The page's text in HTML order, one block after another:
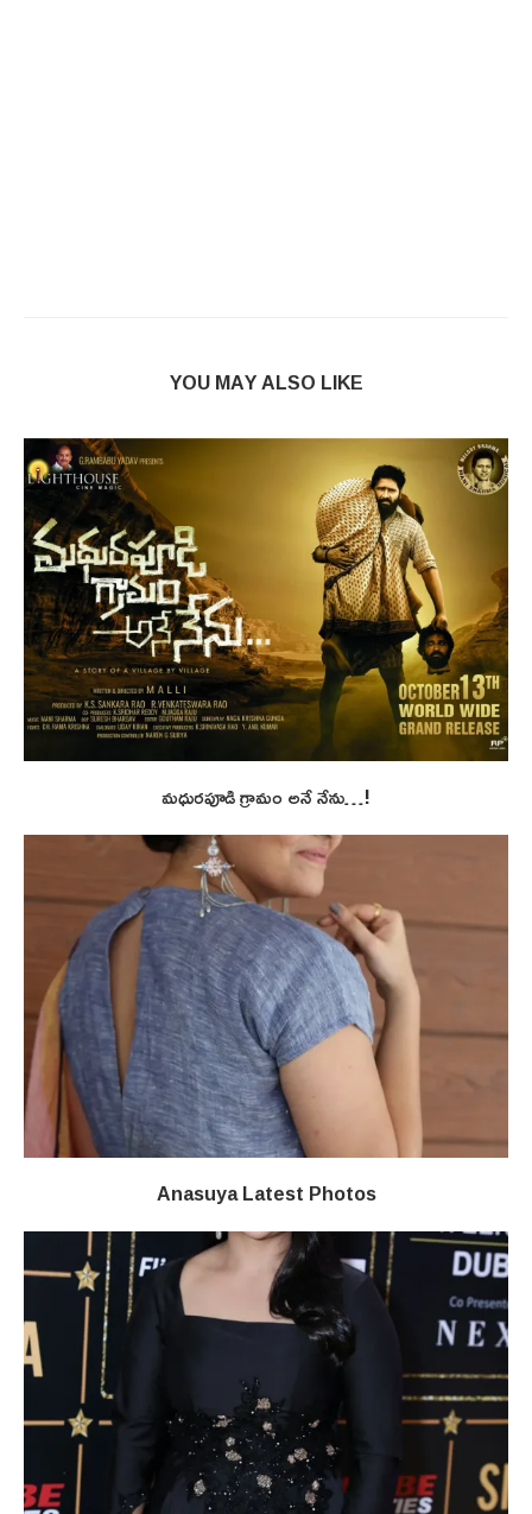
YOU MAY ALSO LIKE
మధురపూడి గ్రామం అనే నేను…!
Anasuya Latest Photos